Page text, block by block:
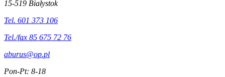
15-519 Białystok
Tel. 601 373 106
Tel./fax 85 675 72 76
aburus@op.pl
Pon-Pt: 8-18